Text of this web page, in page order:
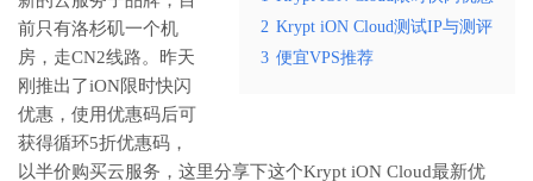
2 Krypt iON Cloud测试IP与测评
3 便宜VPS推荐
前只有洛杉矶一个机
房，走CN2线路。昨天
刚推出了iON限时快闪
优惠，使用优惠码后可
获得循环5折优惠码，
以半价购买云服务，这里分享下这个Krypt iON Cloud最新优